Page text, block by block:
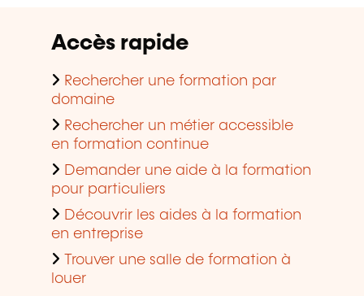
Accès rapide
Rechercher une formation par
domaine
Rechercher un métier accessible
en formation continue
Demander une aide à la formation
pour particuliers
Découvrir les aides à la formation
en entreprise
Trouver une salle de formation à
louer